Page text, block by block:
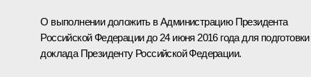
О выполнении доложить в Администрацию Президента
Российской Федерации до 24 июня 2016 года для подготовки
доклада Президенту Российской Федерации.